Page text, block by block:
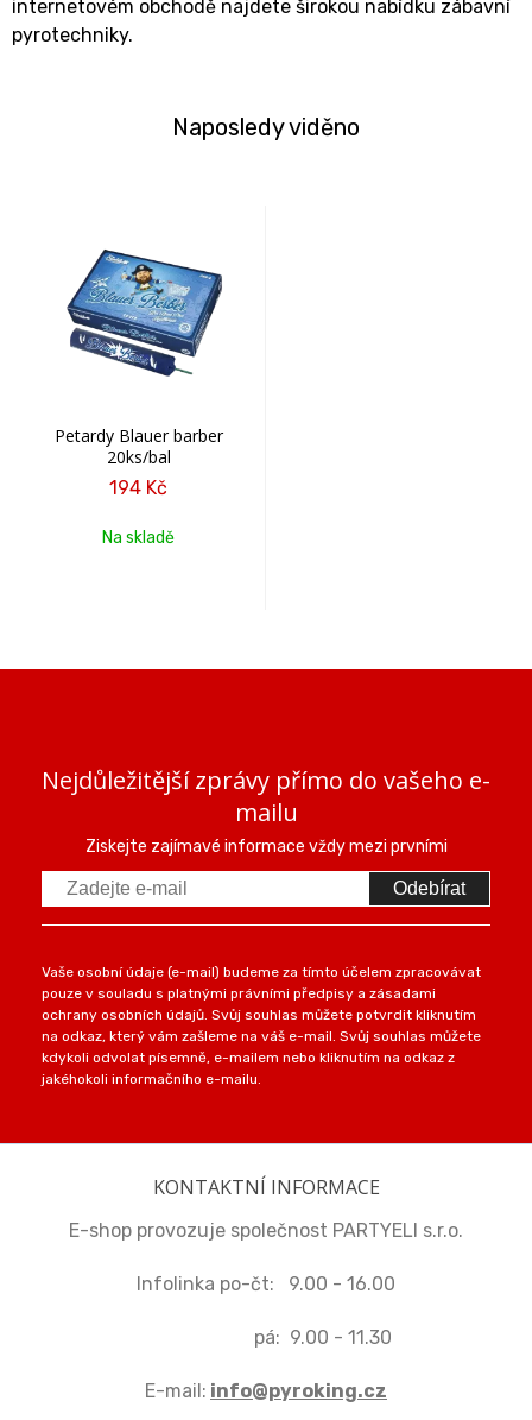
internetovém obchodě najdete širokou nabídku zábavní
pyrotechniky.
Naposledy viděno
Petardy Blauer barber
20ks/bal
194 Kč
Na skladě
Nejdůležitější zprávy přímo do vašeho e-
mailu
Ziskejte zajímavé informace vždy mezi prvními
Odebírat
Vaše osobní údaje (e-mail) budeme za tímto účelem zpracovávat
pouze v souladu s platnými právními předpisy a zásadami
ochrany osobních údajů. Svůj souhlas můžete potvrdit kliknutím
na odkaz, který vám zašleme na váš e-mail. Svůj souhlas můžete
kdykoli odvolat písemně, e-mailem nebo kliknutím na odkaz z
jakéhokoli informačního e-mailu.
KONTAKTNÍ INFORMACE
E-shop provozuje společnost PARTYELI s.r.o.
Infolinka po-čt: 9.00 - 16.00
pá: 9.00 - 11.30
E-mail: info@pyroking.cz